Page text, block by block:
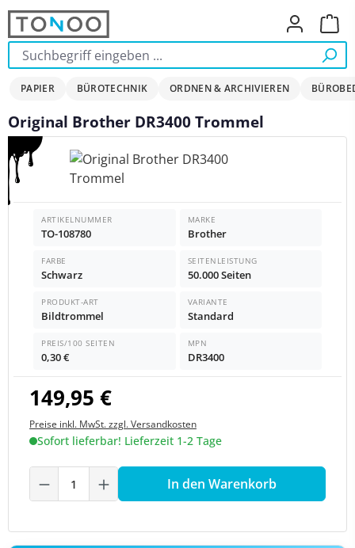
Zum Hauptinhalt springen
PAPIER BÜROTECHNIK ORDNEN & ARCHIVIEREN
Original Brother DR3400 Trommel
Bildergalerie überspringen
ARTIKELNUMMER
TO-108780
MARKE
Brother
FARBE
Schwarz
SEITENLEISTUNG
50.000 Seiten
PRODUKT-ART
Bildtrommel
VARIANTE
Standard
PREIS/100 SEITEN
0,30 €
MPN
DR3400
149,95 €
Preise inkl. MwSt. zzgl. Versandkosten
Sofort lieferbar! Lieferzeit 1-2 Tage
Produkt Anzahl: Gib den
In den Warenkorb